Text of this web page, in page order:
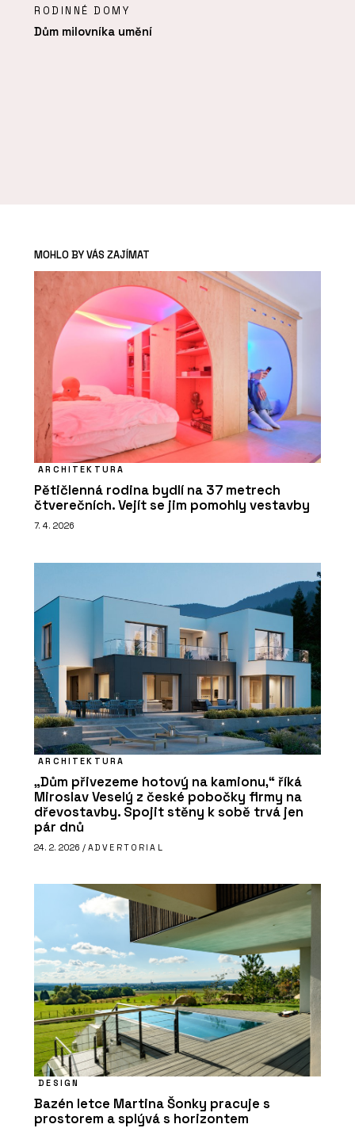
RODINNÉ DOMY
Dům milovníka umění
MOHLO BY VÁS ZAJÍMAT
ARCHITEKTURA
Pětičlenná rodina bydlí na 37 metrech
čtverečních. Vejít se jim pomohly vestavby
7. 4. 2026
ARCHITEKTURA
„Dům přivezeme hotový na kamionu,“ říká
Miroslav Veselý z české pobočky firmy na
dřevostavby. Spojit stěny k sobě trvá jen
pár dnů
24. 2. 2026 / ADVERTORIAL
DESIGN
Bazén letce Martina Šonky pracuje s
prostorem a splývá s horizontem